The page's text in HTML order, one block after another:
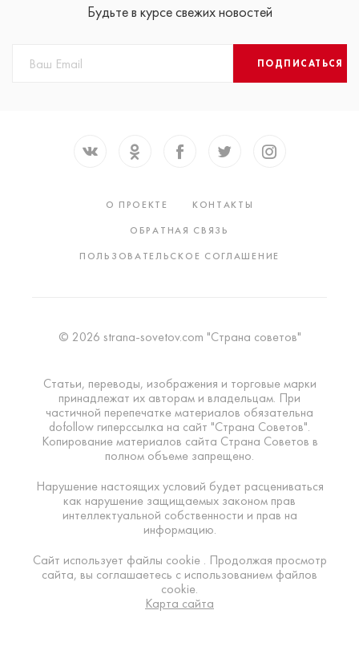
Будьте в курсе свежих новостей
ПОДПИСАТЬСЯ
О ПРОЕКТЕ
КОНТАКТЫ
ОБРАТНАЯ СВЯЗЬ
ПОЛЬЗОВАТЕЛЬСКОЕ СОГЛАШЕНИЕ
© 2026 strana-sovetov.com "Страна советов"
Статьи, переводы, изображения и торговые марки
принадлежат их авторам и владельцам. При
частичной перепечатке материалов обязательна
dofollow гиперссылка на сайт "Страна Советов".
Копирование материалов сайта Страна Советов в
полном объеме запрещено.
Нарушение настоящих условий будет расцениваться
как нарушение защищаемых законом прав
интеллектуальной собственности и прав на
информацию.
Сайт использует файлы cookie . Продолжая просмотр
сайта, вы соглашаетесь с использованием файлов
cookie.
Карта сайта